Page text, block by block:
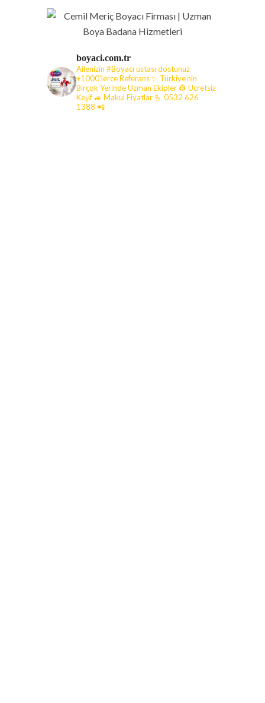
boyaci.com.tr
Ailenizin #Boyacı ustası dostunuz
+1000'lerce Referans ✨ Türkiye'nin
Birçok Yerinde Uzman Ekipler 👷 Ücretsiz
Keşif 🚙 Makul Fiyatlar 🫰 0532 626
1388 📲